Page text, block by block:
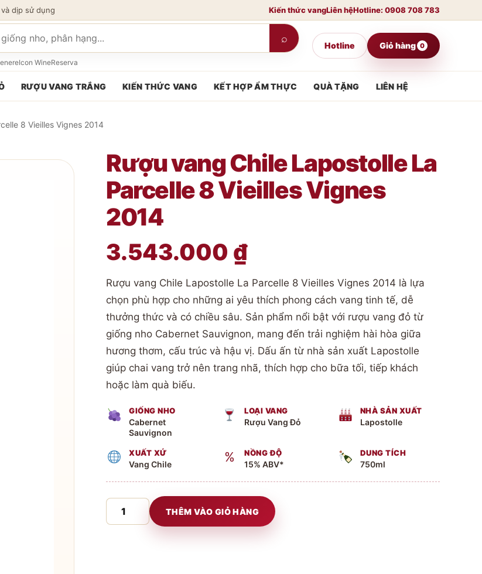
dịp sử dụng Kiến thức vangLiên hệHotline: 0908 708 783
⌕
Icon WineReserva
Hotline Giỏ hàng 0
RƯỢU VANG TRẮNG KIẾN THỨC VANG KẾT HỢP ẨM THỰC QUÀ TẶNG LIÊN HỆ
8 Vieilles Vignes 2014
Rượu vang Chile Lapostolle La
Parcelle 8 Vieilles Vignes
2014
3.543.000 ₫
Rượu vang Chile Lapostolle La Parcelle 8 Vieilles Vignes 2014 là lựa
chọn phù hợp cho những ai yêu thích phong cách vang tinh tế, dễ
thưởng thức và có chiều sâu. Sản phẩm nổi bật với rượu vang đỏ từ
giống nho Cabernet Sauvignon, mang đến trải nghiệm hài hòa giữa
hương thơm, cấu trúc và hậu vị. Dấu ấn từ nhà sản xuất Lapostolle
giúp chai vang trở nên trang nhã, thích hợp cho bữa tối, tiếp khách
hoặc làm quà biếu.
GIỐNG NHO
Cabernet
Sauvignon
LOẠI VANG
Rượu Vang Đỏ
NHÀ SẢN XUẤT
Lapostolle
XUẤT XỨ
Vang Chile % NỒNG ĐỘ
15% ABV*
DUNG TÍCH
750ml
Rượu
vang
THÊM VÀO GIỎ HÀNG